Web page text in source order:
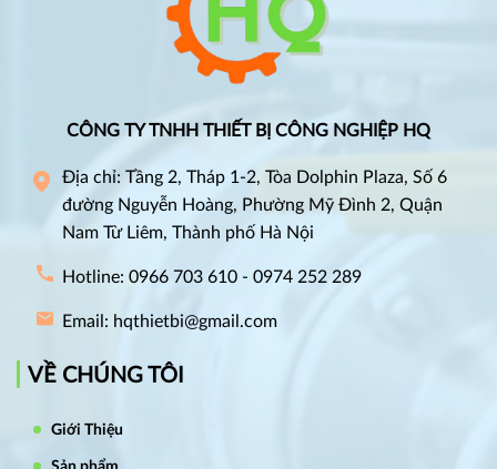
CÔNG TY TNHH THIẾT BỊ CÔNG NGHIỆP HQ
Địa chỉ: Tầng 2, Tháp 1-2, Tòa Dolphin Plaza, Số 6
đường Nguyễn Hoàng, Phường Mỹ Đình 2, Quận
Nam Từ Liêm, Thành phố Hà Nội
Hotline: 0966 703 610 - 0974 252 289
Email: hqthietbi@gmail.com
VỀ CHÚNG TÔI
Giới Thiệu